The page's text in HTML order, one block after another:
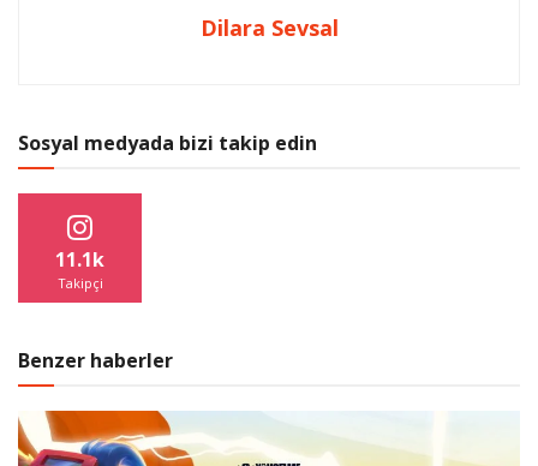
Dilara Sevsal
Sosyal medyada bizi takip edin
11.1k
Takipçi
Benzer haberler